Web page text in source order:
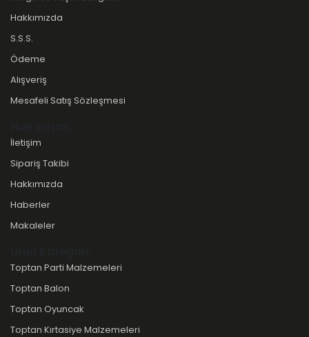
Hakkımızda
S.S.S.
Ödeme
Alışveriş
Mesafeli Satış Sözleşmesi
İletişim
Sipariş Takibi
Hakkımızda
Haberler
Makaleler
Toptan Parti Malzemeleri
Toptan Balon
Toptan Oyuncak
Toptan Kırtasiye Malzemeleri